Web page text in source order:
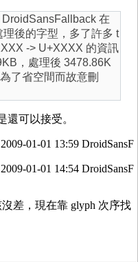
在
後的字型，多了許多 t
-> U+XXXX 的資訊
，處理後 3478.86K
了省空間而故意刪
還可以接受。
01-01 13:59 DroidSansF
01-01 14:54 DroidSansF
差，現在靠 glyph 次序找